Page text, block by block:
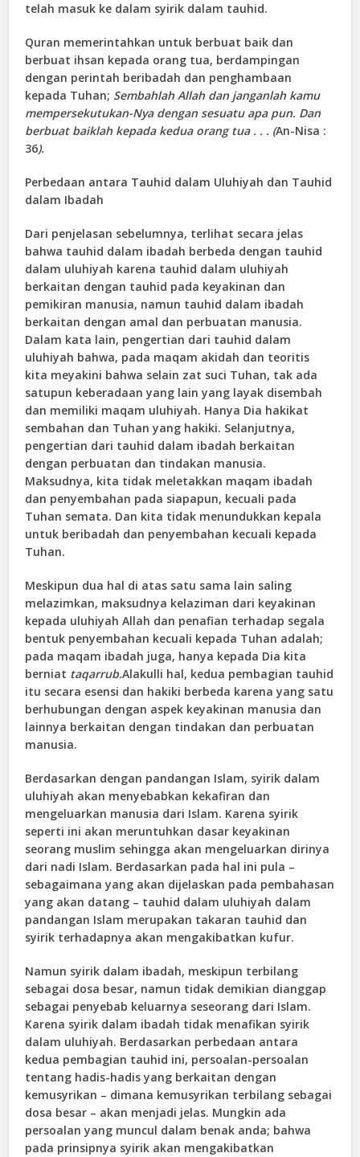
telah masuk ke dalam syirik dalam tauhid.
Quran memerintahkan untuk berbuat baik dan
berbuat ihsan kepada orang tua, berdampingan
dengan perintah beribadah dan penghambaan
kepada Tuhan; Sembahlah Allah dan janganlah kamu
mempersekutukan-Nya dengan sesuatu apa pun. Dan
berbuat baiklah kepada kedua orang tua . . . (An-Nisa :
36).
Perbedaan antara Tauhid dalam Uluhiyah dan Tauhid
dalam Ibadah
Dari penjelasan sebelumnya, terlihat secara jelas
bahwa tauhid dalam ibadah berbeda dengan tauhid
dalam uluhiyah karena tauhid dalam uluhiyah
berkaitan dengan tauhid pada keyakinan dan
pemikiran manusia, namun tauhid dalam ibadah
berkaitan dengan amal dan perbuatan manusia.
Dalam kata lain, pengertian dari tauhid dalam
uluhiyah bahwa, pada maqam akidah dan teoritis
kita meyakini bahwa selain zat suci Tuhan, tak ada
satupun keberadaan yang lain yang layak disembah
dan memiliki maqam uluhiyah. Hanya Dia hakikat
sembahan dan Tuhan yang hakiki. Selanjutnya,
pengertian dari tauhid dalam ibadah berkaitan
dengan perbuatan dan tindakan manusia.
Maksudnya, kita tidak meletakkan maqam ibadah
dan penyembahan pada siapapun, kecuali pada
Tuhan semata. Dan kita tidak menundukkan kepala
untuk beribadah dan penyembahan kecuali kepada
Tuhan.
Meskipun dua hal di atas satu sama lain saling
melazimkan, maksudnya kelaziman dari keyakinan
kepada uluhiyah Allah dan penafian terhadap segala
bentuk penyembahan kecuali kepada Tuhan adalah;
pada maqam ibadah juga, hanya kepada Dia kita
berniat taqarrub.Alakulli hal, kedua pembagian tauhid
itu secara esensi dan hakiki berbeda karena yang satu
berhubungan dengan aspek keyakinan manusia dan
lainnya berkaitan dengan tindakan dan perbuatan
manusia.
Berdasarkan dengan pandangan Islam, syirik dalam
uluhiyah akan menyebabkan kekafiran dan
mengeluarkan manusia dari Islam. Karena syirik
seperti ini akan meruntuhkan dasar keyakinan
seorang muslim sehingga akan mengeluarkan dirinya
dari nadi Islam. Berdasarkan pada hal ini pula –
sebagaimana yang akan dijelaskan pada pembahasan
yang akan datang – tauhid dalam uluhiyah dalam
pandangan Islam merupakan takaran tauhid dan
syirik terhadapnya akan mengakibatkan kufur.
Namun syirik dalam ibadah, meskipun terbilang
sebagai dosa besar, namun tidak demikian dianggap
sebagai penyebab keluarnya seseorang dari Islam.
Karena syirik dalam ibadah tidak menafikan syirik
dalam uluhiyah. Berdasarkan perbedaan antara
kedua pembagian tauhid ini, persoalan-persoalan
tentang hadis-hadis yang berkaitan dengan
kemusyrikan – dimana kemusyrikan terbilang sebagai
dosa besar – akan menjadi jelas. Mungkin ada
persoalan yang muncul dalam benak anda; bahwa
pada prinsipnya syirik akan mengakibatkan